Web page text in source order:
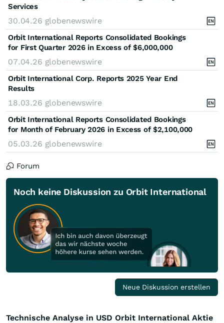
Services
30.04.26 globenewswire
Orbit International Reports Consolidated Bookings
for First Quarter 2026 in Excess of $6,000,000
07.04.26 globenewswire
Orbit International Corp. Reports 2025 Year End
Results
18.03.26 globenewswire
Orbit International Reports Consolidated Bookings
for Month of February 2026 in Excess of $2,100,000
05.03.26 globenewswire
Forum
Noch keine Diskussion zu Orbit International
Neue Diskussion erstellen
Technische Analyse in USD Orbit International Aktie